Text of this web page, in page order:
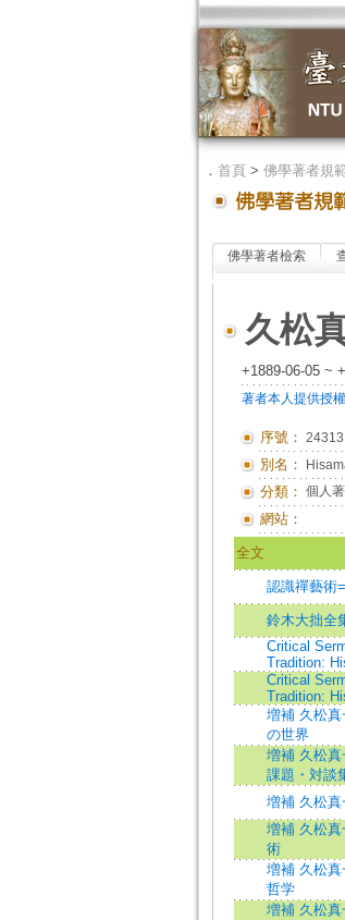
． 首頁> 佛學著者規
佛學著者檢索
久松
+1889-06-05 ~
著者本人提供授權
序號： 24313
別名：
分類： 個人
網站：
全文
認識禪藝術
鈴木大拙全
Critical
Tradition:
Critical
Tradition:
増補 久松
の世界
増補 久松
課題・対談
増補 久松
増補 久松
術
増補 久松
哲学
増補 久松